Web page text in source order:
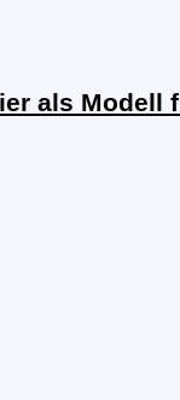
als